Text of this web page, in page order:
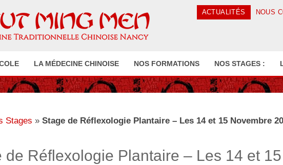
ACTUALITÉS NOUS
LA MÉDECINE CHINOISE NOS FORMATIONS NOS STAGES :
Stages » Stage de Réflexologie Plantaire – Les 14 et 15 Novembre
de Réflexologie Plantaire – Les 14 et